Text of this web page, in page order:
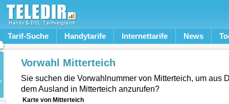
Tarif-Suche Handytarife Internettarife News
Vorwahl Mitterteich
Sie suchen die Vorwahlnummer von Mitterteich, um aus
dem Ausland in Mitterteich anzurufen?
Karte von Mitterteich